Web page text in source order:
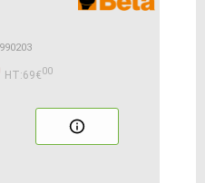
HT:69€00